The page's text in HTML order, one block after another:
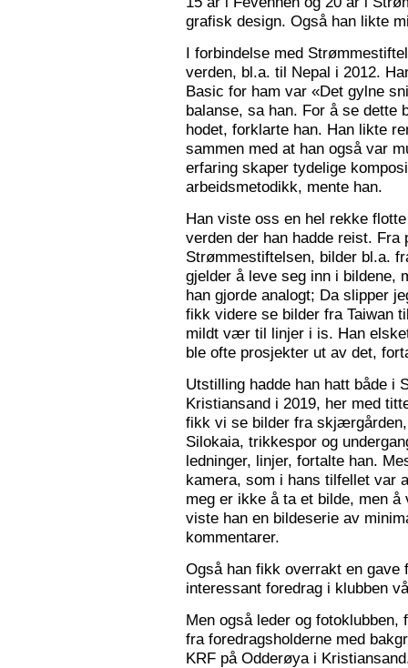
grafisk design. Også han likte
I forbindelse med
verden, bl.a. til Nepal i 2012.
Basic for ham var «Det gylne
balanse, sa han. For å se dette
hodet, forklarte han. Han likte
sammen med at han også var
erfaring skaper tydelige
arbeidsmetodikk, mente han.
Han viste oss en hel rekke
verden der han hadde reist. Fra
Strømmestiftelsen, bilder bl.a.
gjelder å leve seg inn i bildene,
han gjorde analogt; Da slipper
fikk videre se bilder fra Taiwan
mildt vær til linjer i is. Han
ble ofte prosjekter ut av det,
Utstilling hadde han hatt både i
Kristiansand i 2019, her med
fikk vi se bilder fra
Silokaia, trikkespor og
ledninger, linjer, fortalte han.
kamera, som i hans tilfellet var
meg er ikke å ta et bilde, men
viste han en bildeserie av
kommentarer.
Også han fikk overrakt en gave
interessant foredrag i klubben
Men også leder og
fra foredragsholderne med
KRF på Odderøya i